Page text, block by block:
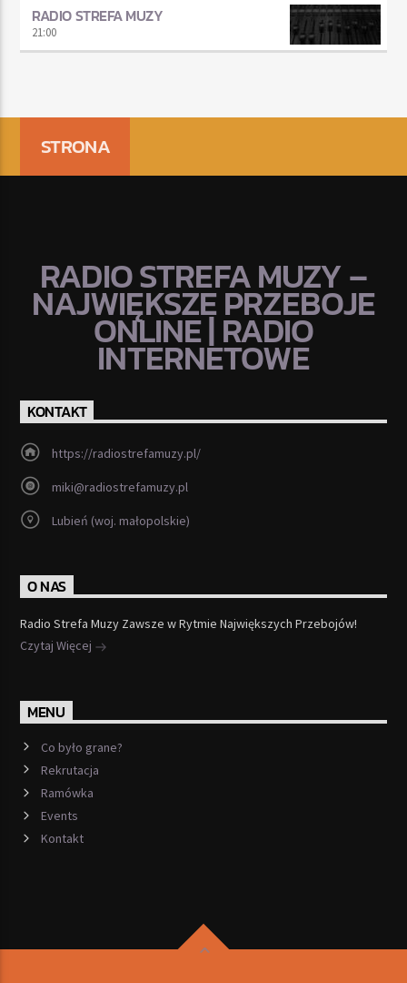
RADIO STREFA MUZY
21:00
STRONA
RADIO STREFA MUZY –
NAJWIĘKSZE PRZEBOJE
ONLINE | RADIO
INTERNETOWE
KONTAKT
https://radiostrefamuzy.pl/
miki@radiostrefamuzy.pl
Lubień (woj. małopolskie)
O NAS
Radio Strefa Muzy Zawsze w Rytmie Największych Przebojów!
Czytaj Więcej
MENU
Co było grane?
Rekrutacja
Ramówka
Events
Kontakt